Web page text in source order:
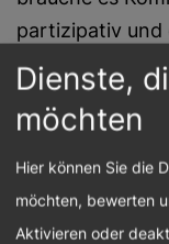
partizipativ und
plädierte für
hin zu aktiver
Berichten hin
Webseiten,
virtuellen
ESG-
Dienste,
möchten
Hier können Sie die
möchten, bewerten
Aktivieren oder